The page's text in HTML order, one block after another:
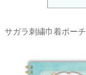
サガラ刺繍巾着ポーチ